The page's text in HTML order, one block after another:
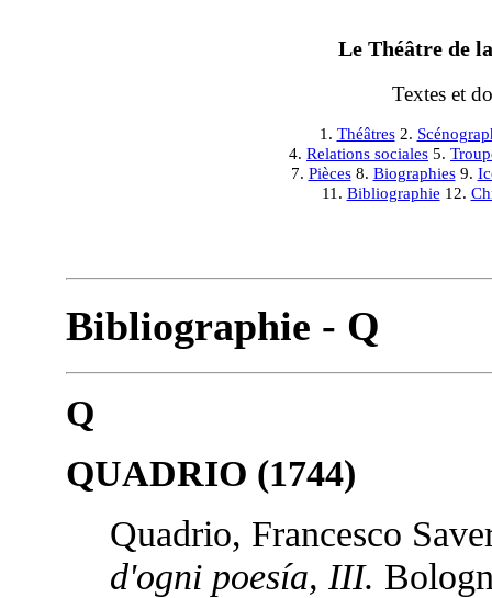
Le Théâtre de
Textes et
1. Théâtres2.
4. Relations sociales 5.
7. Pièces8. Biographies9.
11. Bibliographie 12.
Bibliographie - Q
Q
QUADRIO (1744)
Quadrio, Francesco
d'ogni poesía, III.